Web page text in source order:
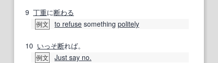
9 丁重に断わる
例文 to refuse something politely
10 いっそ断れば。
例文 Just say no.